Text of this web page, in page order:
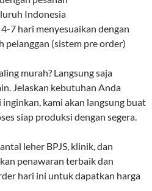
Indonesia
7 hari menyesuaikan dengan
pelanggan (sistem pre order)
murah? Langsung saja
Jelaskan kebutuhan Anda
kami akan langsung buat
siap produksi dengan segera.
leher BPJS, klinik, dan
penawaran terbaik dan
hari ini untuk dapatkan harga